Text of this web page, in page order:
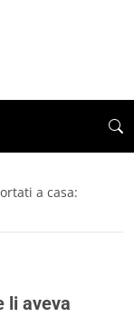
a casa:
li aveva